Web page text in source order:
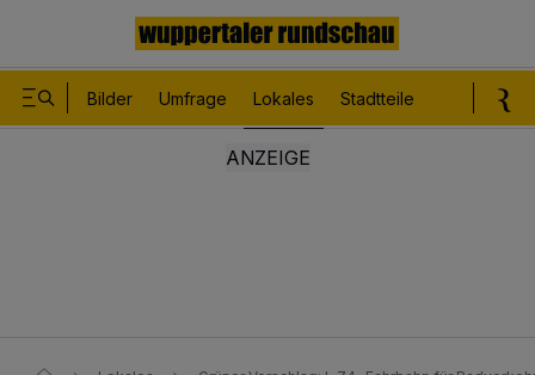
Bilder Umfrage Lokales Stadtteile